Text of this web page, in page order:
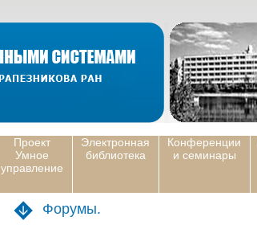
Проект
Умное
управление
Электронная
библиотека
Конференции
и семинары
Форумы.